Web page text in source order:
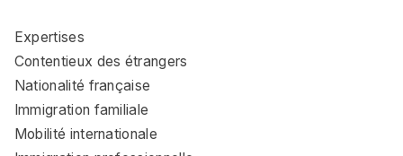
Coulommiers
Avocat immigration
Nemours
Avocat immigration
Fontainebleau
Avocat immigration
Expertises
Contentieux des étrangers
Nationalité française
Immigration familiale
Mobilité internationale